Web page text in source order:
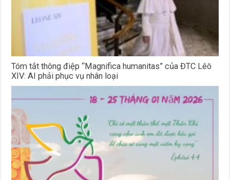
Tóm tắt thông điệp “Magnifica humanitas” của ĐTC Lêô
XIV: AI phải phục vụ nhân loại